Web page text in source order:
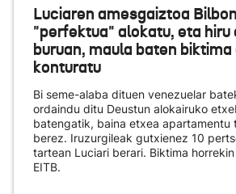
Luciaren amesgaiztoa
"perfektua" alokatu, eta hiru
buruan, maula baten biktima
konturatu
Bi seme-alaba dituen venezuelar
ordaindu ditu Deustun alokairuko
batengatik, baina etxea apartamentu
berez. Iruzurgileak gutxienez 10
tartean Luciari berari. Biktima
EITB.